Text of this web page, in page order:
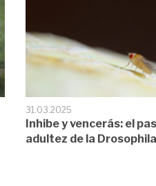
31.03.2025
Inhibe y vencerás: el
adultez de la Drosophila